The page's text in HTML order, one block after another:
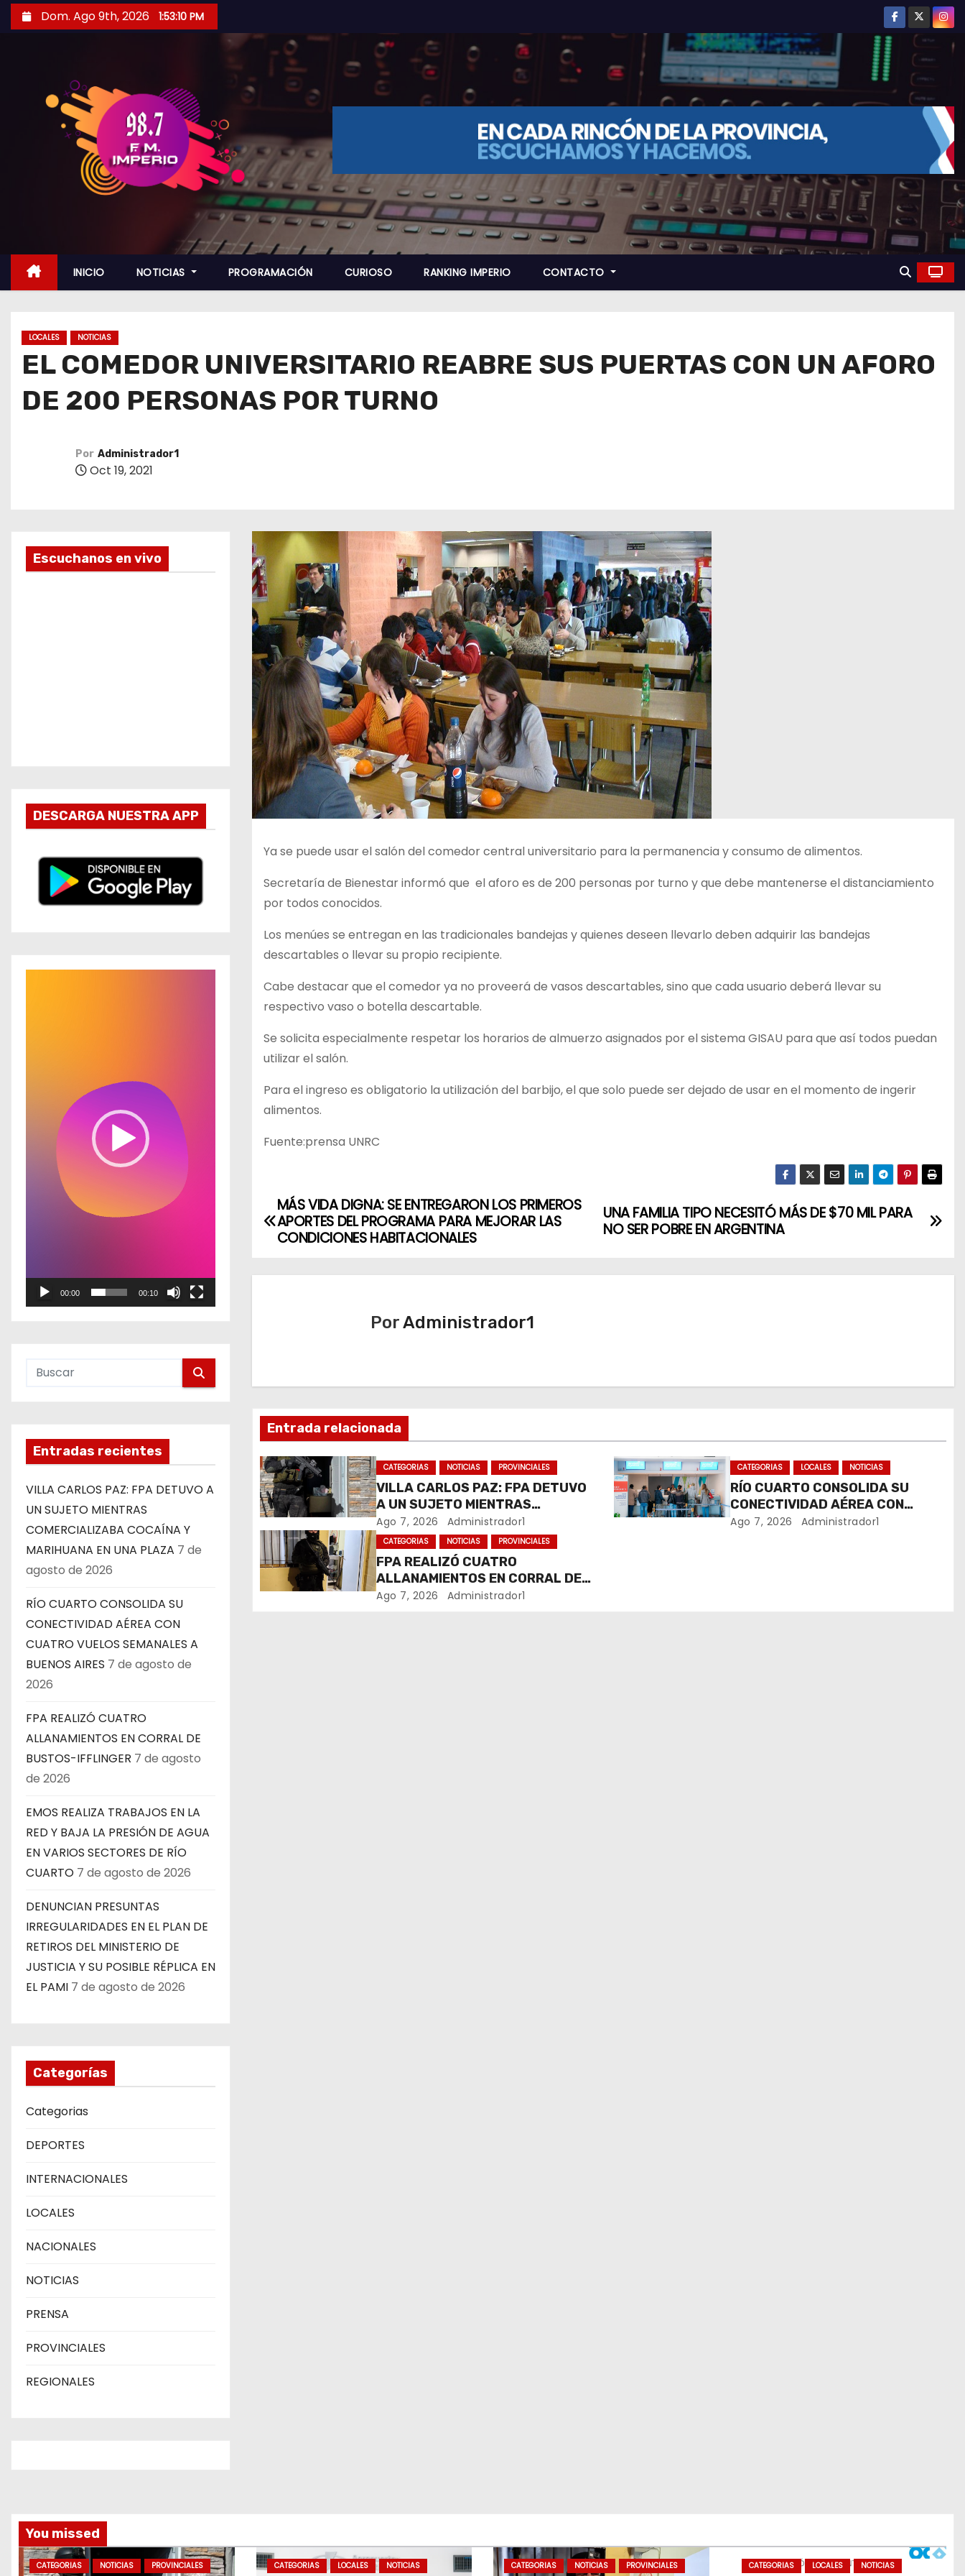
i
Dom. Ago 9th, 2026 1:53:11 PM
INICIO NOTICIAS PROGRAMACIÓN CURIOSO RANKING IMPERIO CONTACTO
LOCALES NOTICIAS
EL COMEDOR UNIVERSITARIO REABRE SUS PUERTAS CON UN AFORO
DE 200 PERSONAS POR TURNO
Por Administrador1
Oct 19, 2021
Escuchanos en vivo
DESCARGA NUESTRA APP
d
00:00 00:10
Entradas recientes
VILLA CARLOS PAZ: FPA DETUVO A
UN SUJETO MIENTRAS
COMERCIALIZABA COCAÍNA Y
MARIHUANA EN UNA PLAZA 7 de
agosto de 2026
RÍO CUARTO CONSOLIDA SU
CONECTIVIDAD AÉREA CON
CUATRO VUELOS SEMANALES A
BUENOS AIRES 7 de agosto de
2026
FPA REALIZÓ CUATRO
ALLANAMIENTOS EN CORRAL DE
BUSTOS-IFFLINGER 7 de agosto
de 2026
EMOS REALIZA TRABAJOS EN LA
RED Y BAJA LA PRESIÓN DE AGUA
EN VARIOS SECTORES DE RÍO
CUARTO 7 de agosto de 2026
DENUNCIAN PRESUNTAS
IRREGULARIDADES EN EL PLAN DE
RETIROS DEL MINISTERIO DE
JUSTICIA Y SU POSIBLE RÉPLICA EN
EL PAMI 7 de agosto de 2026
Categorías
Categorias
DEPORTES
INTERNACIONALES
LOCALES
NACIONALES
NOTICIAS
PRENSA
PROVINCIALES
REGIONALES
Ya se puede usar el salón del comedor central universitario para la permanencia y consumo de alimentos.
Secretaría de Bienestar informó que el aforo es de 200 personas por turno y que debe mantenerse el distanciamiento
por todos conocidos.
Los menúes se entregan en las tradicionales bandejas y quienes deseen llevarlo deben adquirir las bandejas
descartables o llevar su propio recipiente.
Cabe destacar que el comedor ya no proveerá de vasos descartables, sino que cada usuario deberá llevar su
respectivo vaso o botella descartable.
Se solicita especialmente respetar los horarios de almuerzo asignados por el sistema GISAU para que así todos puedan
utilizar el salón.
Para el ingreso es obligatorio la utilización del barbijo, el que solo puede ser dejado de usar en el momento de ingerir
alimentos.
Fuente:prensa UNRC
N
v
c
i
ó
n
d
e
e
UNA FAMILIA TIPO NECESITÓ MÁS DE $70 MIL PARA
NO SER POBRE EN ARGENTINA
MÁS VIDA DIGNA: SE ENTREGARON LOS PRIMEROS
APORTES DEL PROGRAMA PARA MEJORAR LAS
CONDICIONES HABITACIONALES
PorAdministrador1
Entrada relacionada
CATEGORIAS NOTICIAS PROVINCIALES
VILLA CARLOS PAZ: FPA DETUVO
A UN SUJETO MIENTRAS
COMERCIALIZABA COCAÍNA Y
MARIHUANA EN UNA PLAZA
Ago 7, 2026 Administrador1
CATEGORIAS LOCALES NOTICIAS
RÍO CUARTO CONSOLIDA SU
CONECTIVIDAD AÉREA CON
CUATRO VUELOS SEMANALES A
Ago 7, 2026 Administrador1
CATEGORIAS NOTICIAS PROVINCIALES
FPA REALIZÓ CUATRO
ALLANAMIENTOS EN CORRAL DE
BUSTOS-IFFLINGER
Ago 7, 2026 Administrador1
You missed
CATEGORIAS NOTICIAS PROVINCIALES CATEGORIAS LOCALES NOTICIAS CATEGORIAS NOTICIAS PROVINCIALES CATEGORIAS LOCALES NOTICIAS